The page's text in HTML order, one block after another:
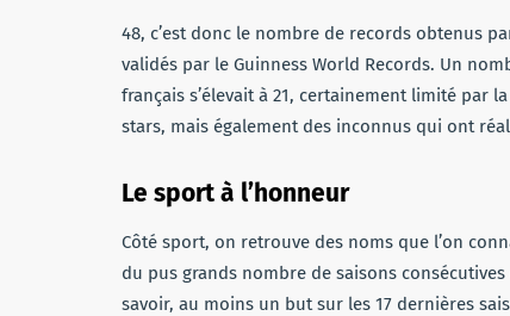
48, c’est donc le nombre de records obtenus
validés par le Guinness World Records. Un
français s’élevait à 21, certainement limité par
stars, mais également des inconnus qui ont
Le sport à l’honneur
Côté sport, on retrouve des noms que l’on
du pus grands nombre de saisons
savoir, au moins un but sur les 17 dernières